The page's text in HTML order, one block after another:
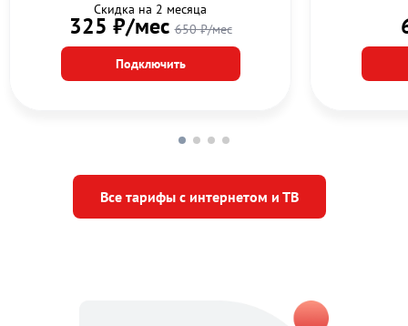
Скидка на 2 месяца
325 ₽/мес650 ₽/мес
Подключить
Все тарифы с интернетом и ТВ